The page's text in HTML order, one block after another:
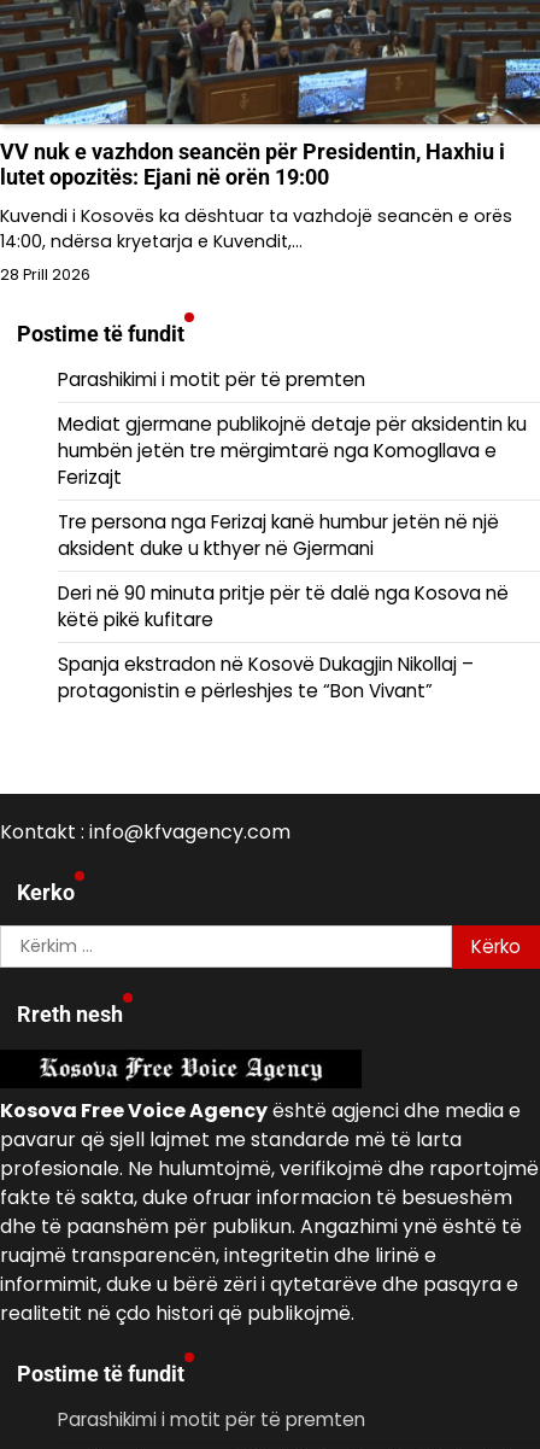
VV nuk e vazhdon seancën për Presidentin, Haxhiu i
lutet opozitës: Ejani në orën 19:00
Kuvendi i Kosovës ka dështuar ta vazhdojë seancën e orës
14:00, ndërsa kryetarja e Kuvendit,…
28 Prill 2026
Postime të fundit
Parashikimi i motit për të premten
Mediat gjermane publikojnë detaje për aksidentin ku
humbën jetën tre mërgimtarë nga Komogllava e
Ferizajt
Tre persona nga Ferizaj kanë humbur jetën në një
aksident duke u kthyer në Gjermani
Deri në 90 minuta pritje për të dalë nga Kosova në
këtë pikë kufitare
Spanja ekstradon në Kosovë Dukagjin Nikollaj –
protagonistin e përleshjes te “Bon Vivant”
Kontakt : info@kfvagency.com
Kerko
Kërko
për:
Rreth nesh
Kosova Free Voice Agencyështë agjenci dhe media e
pavarur që sjell lajmet me standarde më të larta
profesionale. Ne hulumtojmë, verifikojmë dhe raportojmë
fakte të sakta, duke ofruar informacion të besueshëm
dhe të paanshëm për publikun. Angazhimi ynë është të
ruajmë transparencën, integritetin dhe lirinë e
informimit, duke u bërë zëri i qytetarëve dhe pasqyra e
realitetit në çdo histori që publikojmë.
Postime të fundit
Parashikimi i motit për të premten